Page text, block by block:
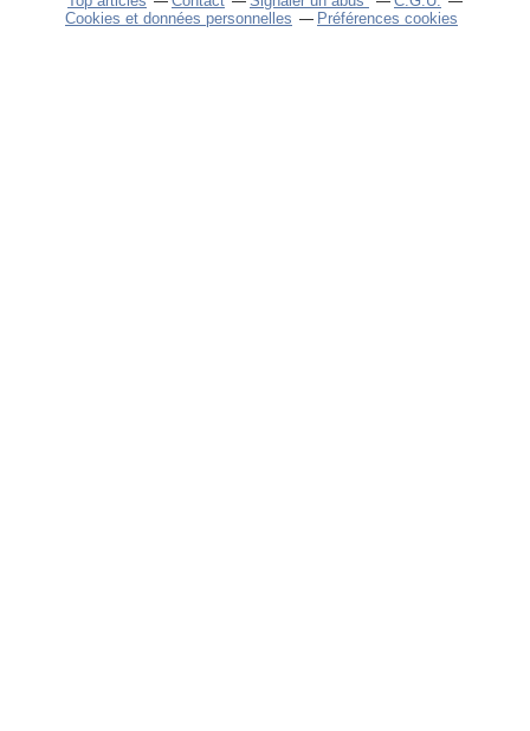
Cookies et données personnelles
Préférences cookies